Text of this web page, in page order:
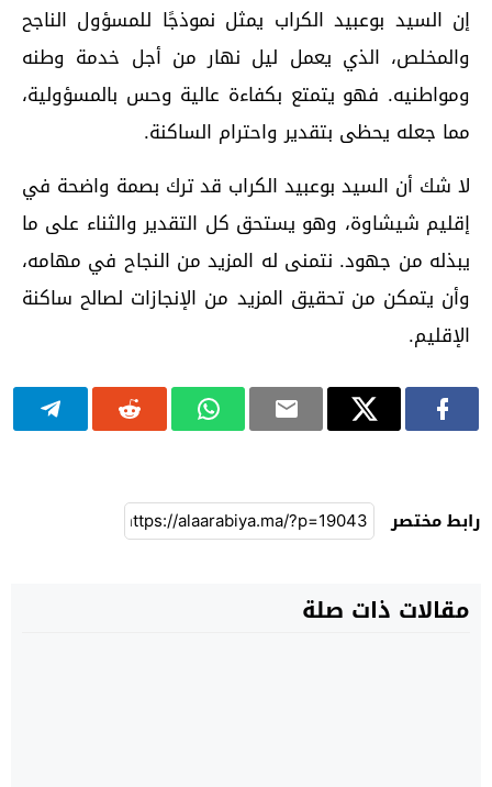
إن السيد بوعبيد الكراب يمثل نموذجًا للمسؤول الناجح
والمخلص، الذي يعمل ليل نهار من أجل خدمة وطنه
ومواطنيه. فهو يتمتع بكفاءة عالية وحس بالمسؤولية،
مما جعله يحظى بتقدير واحترام الساكنة.
لا شك أن السيد بوعبيد الكراب قد ترك بصمة واضحة في
إقليم شيشاوة، وهو يستحق كل التقدير والثناء على ما
يبذله من جهود. نتمنى له المزيد من النجاح في مهامه،
وأن يتمكن من تحقيق المزيد من الإنجازات لصالح ساكنة
الإقليم.
رابط مختصر
مقالات ذات صلة